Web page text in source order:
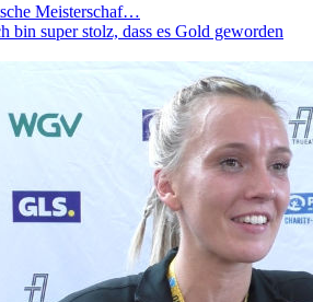
Meisterschaf…
bin super stolz, dass es Gold geworden